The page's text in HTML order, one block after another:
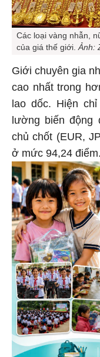
Các loại vàng nhẫn,
của giá thế giới.
Ảnh:
Giới chuyên gia
cao nhất trong
lao dốc. Hiện
lường biến động
chủ chốt (EUR,
ở mức 94,24 điểm.